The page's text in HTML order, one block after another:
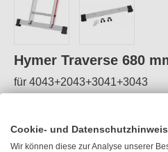
Hymer Traverse 680
für 4043+2043+3041+3043
Länge: 0,68 m
Holmstärke: 60 mm
Cookie- und
Wir können diese zur Analyse unserer